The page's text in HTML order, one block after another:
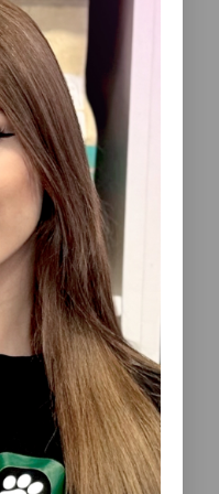
Все
СОБАК И
ОБЪЕМ
ВОДЫ,